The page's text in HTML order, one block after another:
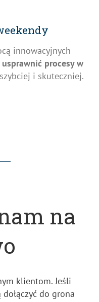
innowacyjnych
usprawnić procesy w
i skuteczniej.
na
klientom. Jeśli
dołączyć do grona